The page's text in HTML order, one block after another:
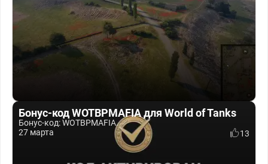
Бонус-код WOTBPMAFIA для World of Tanks
Бонус-код: WOTBPMAFIA.
27 марта
13